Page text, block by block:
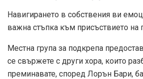
Навигирането в собствения ви
важна стъпка към присъствието на
Местна група за подкрепа
се свържете с други хора, които
преминавате, според Лорън Бари,